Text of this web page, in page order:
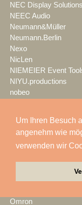
Um Ihren Besuch
angenehm wie
verwenden wir
NEC Display Solutions
NEEC Audio
Neumann&Müller
Neumann.Berlin
Nexo
NicLen
NIEMEIER Event
NIYU.productions
nobeo
NTi Audio
NÜSSLI
Oblong Industries
OETHG
Omron